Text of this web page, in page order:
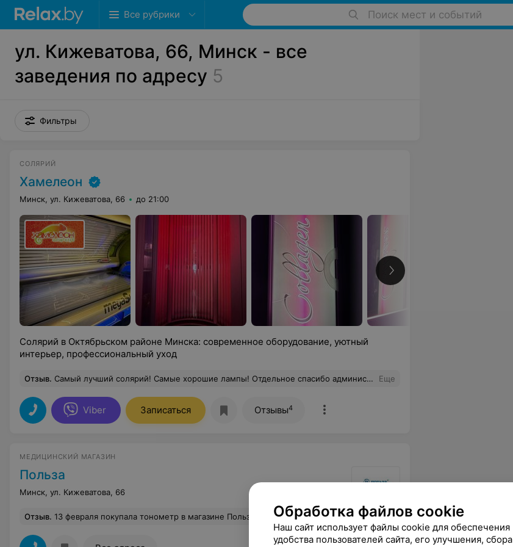
Все рубрики Поиск мест и событий
ул. Кижеватова, 66, Минск - все
заведения по адресу 5
Фильтры
СОЛЯРИЙ
Хамелеон
Минск, ул. Кижеватова, 66 до 21:00
Солярий в Октябрьском районе Минска: современное оборудование, уютный
интерьер, профессиональный уход
Отзыв. Самый лучший солярий! Самые хорошие лампы! Отдельное спасибо администратору Виктории за профессиональный подход к клиентам! Еще
Viber Записаться Отзывы4
МЕДИЦИНСКИЙ МАГАЗИН
Польза
Минск, ул. Кижеватова, 66
Отзыв. 13 февраля покупала тонометр в магазине Польза пр. Независимости 85Б. Огромный ассортимент товаров на любую потребность и цену. Отзывчивый продавец Юшкевич Светлана. Много внимания оказывает каждому клиенту. Вежлива и доброжелательно относится к клиентам. Мне помогла определиться с моделью. Все проверила, рассказала и показала. Спасибо за тонометр, за внимание. Ассортимент других товаров удовлетворительный. Сегодня были скидки, что тоже приятно! Еще
Обработка файлов cookie
Наш сайт использует файлы cookie для обеспечения
удобства пользователей сайта, его улучшения, сбора